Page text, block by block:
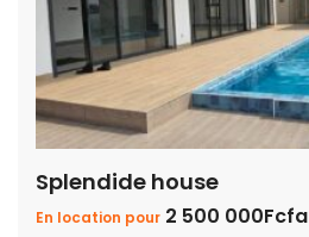
Splendide house
En location pour 2 500 000Fcfa